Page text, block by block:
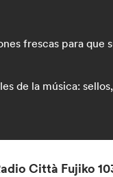
frescas para que
de la música:
Città Fujiko